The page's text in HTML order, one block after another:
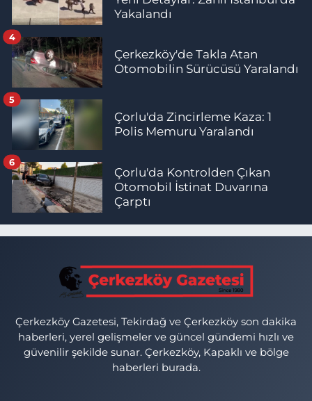
Yakalandı
Çerkezköy'de Takla Atan
Otomobilin Sürücüsü Yaralandı
4
Çorlu'da Zincirleme Kaza: 1
Polis Memuru Yaralandı
5
Çorlu'da Kontrolden Çıkan
Otomobil İstinat Duvarına
Çarptı
6
Çerkezköy Gazetesi, Tekirdağ ve Çerkezköy son dakika
haberleri, yerel gelişmeler ve güncel gündemi hızlı ve
güvenilir şekilde sunar. Çerkezköy, Kapaklı ve bölge
haberleri burada.